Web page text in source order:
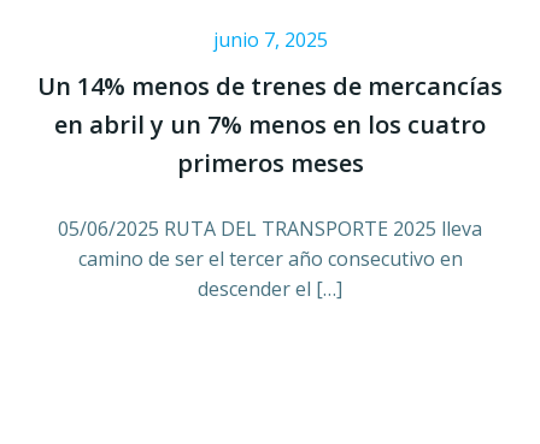
junio 7, 2025
Un 14% menos de trenes de mercancías
en abril y un 7% menos en los cuatro
primeros meses
05/06/2025 RUTA DEL TRANSPORTE 2025 lleva
camino de ser el tercer año consecutivo en
descender el […]